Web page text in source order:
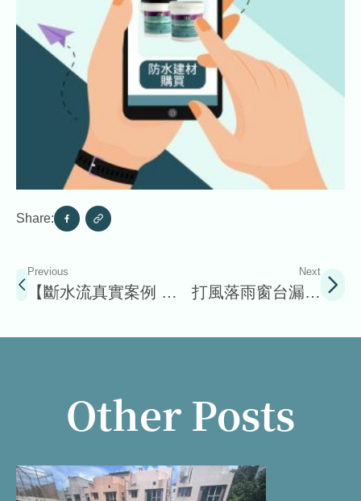
Share:
Previous
【斷水流真實案例 分
台及牆身防水工程
Next
打風落雨窗台漏水
Other Posts